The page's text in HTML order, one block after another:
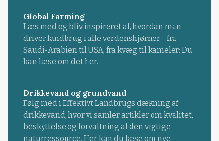
Global Farming
Læs med og bliv inspireret af, hvordan man
driver landbrug i alle verdenshjørner - fra
Saudi-Arabien til USA, fra kvæg til kameler: Du
kan læse om det her.
Drikkevand og grundvand
Følg med i Effektivt Landbrugs dækning af
drikkevand, hvor vi samler artikler om kvalitet,
beskyttelse og forvaltning af den vigtige
naturressource. Her kan du læse om nye